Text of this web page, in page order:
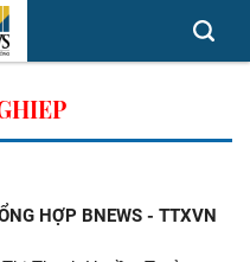
HỢP BNEWS - TTXVN